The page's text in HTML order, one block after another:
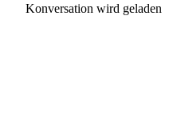
Konversation wird geladen